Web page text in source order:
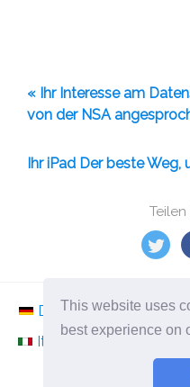
This website uses
best experience on
Teilen
« Ihr Interesse am
von der NSA
Ihr iPad Der beste
Deutsch
Italiano